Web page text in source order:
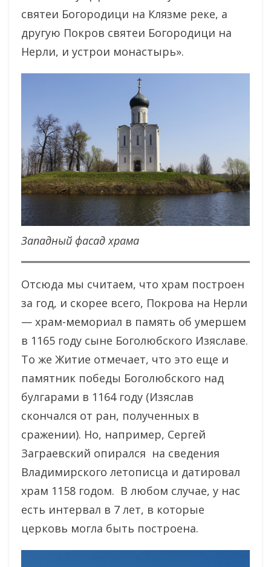
святеи Богородици на Клязме реке, а
другую Покров святеи Богородици на
Нерли, и устрои монастырь».
Западный фасад храма
Отсюда мы считаем, что храм построен
за год, и скорее всего, Покрова на Нерли
— храм-мемориал в память об умершем
в 1165 году сыне Боголюбского Изяславе.
То же Житие отмечает, что это еще и
памятник победы Боголюбского над
булгарами в 1164 году (Изяслав
скончался от ран, полученных в
сражении). Но, например, Сергей
Заграевский опирался на сведения
Владимирского летописца и датировал
храм 1158 годом. В любом случае, у нас
есть интервал в 7 лет, в которые
церковь могла быть построена.